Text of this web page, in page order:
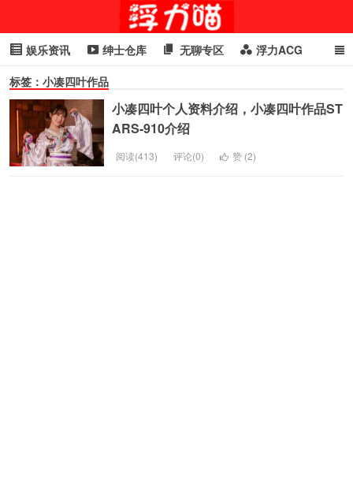
喵星闻
娱乐资讯 绅士仓库 无聊专区 浮力ACG
浮力GIF 明星头条
cosplay
标签：小凑四叶作品
小凑四叶个人资料介绍，小凑四叶作品ST
ARS-910介绍
阅读(413) 评论(0) 赞 (2)